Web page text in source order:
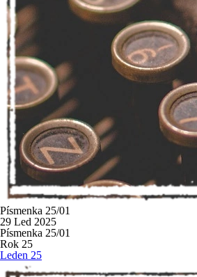
Písmenka 25/01
29 Led 2025
Písmenka 25/01
Rok 25
Leden 25